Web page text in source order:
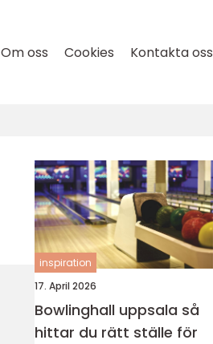
Om oss Cookies Kontakta oss
inspiration
17. April 2026
Bowlinghall uppsala så
hittar du rätt ställe för